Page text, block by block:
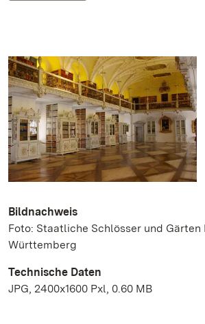
Bildnachweis
Foto: Staatliche Schlösser und Gärten
Württemberg
Technische Daten
JPG, 2400x1600 Pxl, 0.60 MB